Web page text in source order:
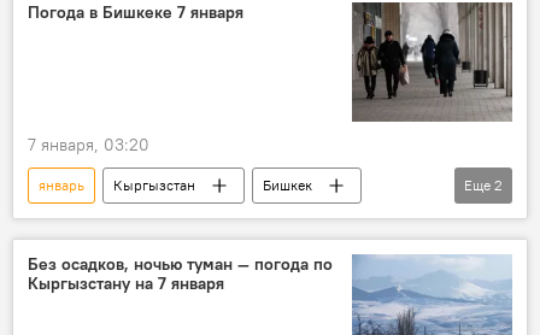
Погода в Бишкеке 7 января
7 января, 03:20
январь Кыргызстан
Бишкек
погода
прогноз погоды
Еще 2
Без осадков, ночью туман — погода по
Кыргызстану на 7 января